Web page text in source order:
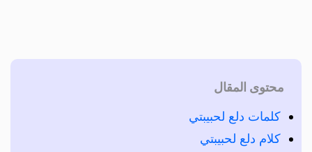
محتوى المقال
كلمات دلع لحبيبتي
كلام دلع لحبيبتي